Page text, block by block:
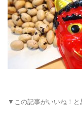
▼この記事がいいね！と